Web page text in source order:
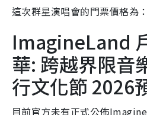
這次群星演唱會的門票價格為
ImagineLand
華: 跨越界限音
行文化節 2026
目前官方未有正式公佈